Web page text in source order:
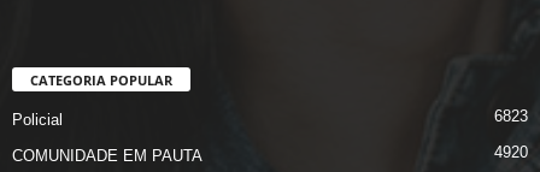
CATEGORIA POPULAR
Policial 6823
COMUNIDADE EM PAUTA 4920